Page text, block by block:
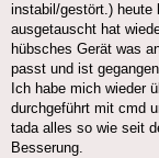
instabil/gestört.) heute
ausgetauscht hat
hübsches Gerät was
passt und ist
Ich habe mich wieder
durchgeführt mit cmd
tada alles so wie seit
Besserung.